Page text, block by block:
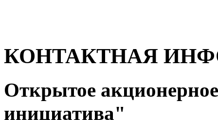
КОНТАКТНАЯ
Открытое
инициатива"